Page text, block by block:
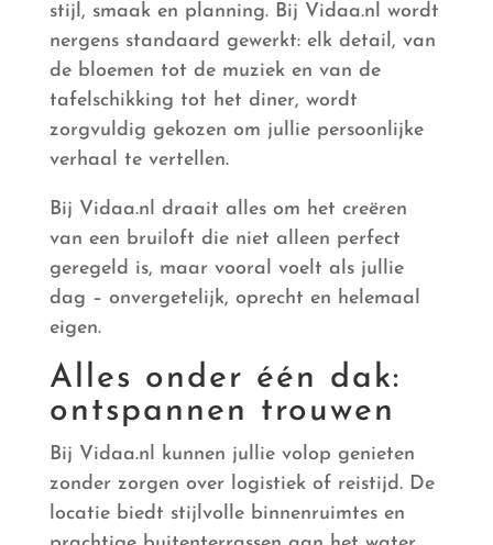
stijl, smaak en planning. Bij Vidaa.nl wordt
nergens standaard gewerkt: elk detail, van
de bloemen tot de muziek en van de
tafelschikking tot het diner, wordt
zorgvuldig gekozen om jullie persoonlijke
verhaal te vertellen.
Bij Vidaa.nl draait alles om het creëren
van een bruiloft die niet alleen perfect
geregeld is, maar vooral voelt als jullie
dag – onvergetelijk, oprecht en helemaal
eigen.
Alles onder één dak:
ontspannen trouwen
Bij Vidaa.nl kunnen jullie volop genieten
zonder zorgen over logistiek of reistijd. De
locatie biedt stijlvolle binnenruimtes en